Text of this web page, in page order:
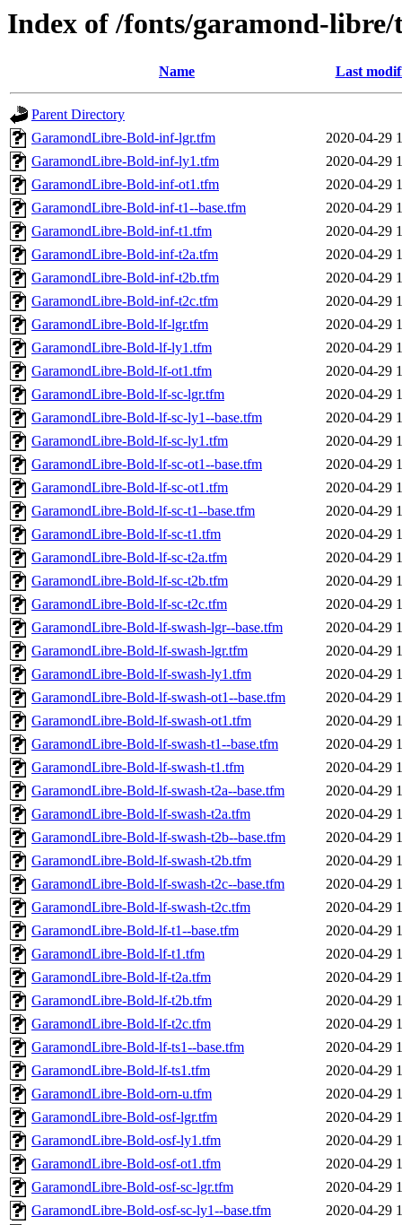
Index of /fonts/garamond-
Name Last
Parent Directory
GaramondLibre-Bold-inf-lgr.tfm
2020-04-29
GaramondLibre-Bold-inf-ly1.tfm
2020-04-29
GaramondLibre-Bold-inf-ot1.tfm
2020-04-29
GaramondLibre-Bold-inf-t1--base.tfm
2020-04-29
GaramondLibre-Bold-inf-t1.tfm
2020-04-29
GaramondLibre-Bold-inf-t2a.tfm
2020-04-29
GaramondLibre-Bold-inf-t2b.tfm
2020-04-29
GaramondLibre-Bold-inf-t2c.tfm
2020-04-29
GaramondLibre-Bold-lf-lgr.tfm
2020-04-29
GaramondLibre-Bold-lf-ly1.tfm
2020-04-29
GaramondLibre-Bold-lf-ot1.tfm
2020-04-29
GaramondLibre-Bold-lf-sc-lgr.tfm
2020-04-29
GaramondLibre-Bold-lf-sc-ly1--base.tfm
2020-04-29
GaramondLibre-Bold-lf-sc-ly1.tfm
2020-04-29
GaramondLibre-Bold-lf-sc-ot1--base.tfm
2020-04-29
GaramondLibre-Bold-lf-sc-ot1.tfm
2020-04-29
GaramondLibre-Bold-lf-sc-t1--base.tfm
2020-04-29
GaramondLibre-Bold-lf-sc-t1.tfm
2020-04-29
GaramondLibre-Bold-lf-sc-t2a.tfm
2020-04-29
GaramondLibre-Bold-lf-sc-t2b.tfm
2020-04-29
GaramondLibre-Bold-lf-sc-t2c.tfm
2020-04-29
GaramondLibre-Bold-lf-swash-lgr--base.tfm
2020-04-29
GaramondLibre-Bold-lf-swash-lgr.tfm
2020-04-29
GaramondLibre-Bold-lf-swash-ly1.tfm
2020-04-29
GaramondLibre-Bold-lf-swash-ot1--base.tfm
2020-04-29
GaramondLibre-Bold-lf-swash-ot1.tfm
2020-04-29
GaramondLibre-Bold-lf-swash-t1--base.tfm
2020-04-29
GaramondLibre-Bold-lf-swash-t1.tfm
2020-04-29
GaramondLibre-Bold-lf-swash-t2a--base.tfm
2020-04-29
GaramondLibre-Bold-lf-swash-t2a.tfm
2020-04-29
GaramondLibre-Bold-lf-swash-t2b--base.tfm
2020-04-29
GaramondLibre-Bold-lf-swash-t2b.tfm
2020-04-29
GaramondLibre-Bold-lf-swash-t2c--base.tfm
2020-04-29
GaramondLibre-Bold-lf-swash-t2c.tfm
2020-04-29
GaramondLibre-Bold-lf-t1--base.tfm
2020-04-29
GaramondLibre-Bold-lf-t1.tfm
2020-04-29
GaramondLibre-Bold-lf-t2a.tfm
2020-04-29
GaramondLibre-Bold-lf-t2b.tfm
2020-04-29
GaramondLibre-Bold-lf-t2c.tfm
2020-04-29
GaramondLibre-Bold-lf-ts1--base.tfm
2020-04-29
GaramondLibre-Bold-lf-ts1.tfm
2020-04-29
GaramondLibre-Bold-orn-u.tfm
2020-04-29
GaramondLibre-Bold-osf-lgr.tfm
2020-04-29
GaramondLibre-Bold-osf-ly1.tfm
2020-04-29
GaramondLibre-Bold-osf-ot1.tfm
2020-04-29
GaramondLibre-Bold-osf-sc-lgr.tfm
2020-04-29
GaramondLibre-Bold-osf-sc-ly1--base.tfm
2020-04-29